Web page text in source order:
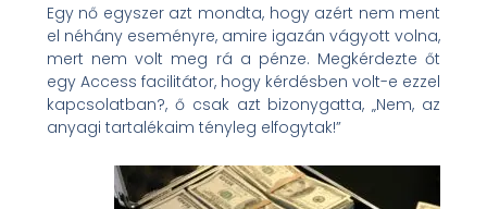
Egy nő egyszer azt mondta, hogy azért nem ment
el néhány eseményre, amire igazán vágyott volna,
mert nem volt meg rá a pénze. Megkérdezte őt
egy Access facilitátor, hogy kérdésben volt-e ezzel
kapcsolatban?, ő csak azt bizonygatta, „Nem, az
anyagi tartalékaim tényleg elfogytak!”